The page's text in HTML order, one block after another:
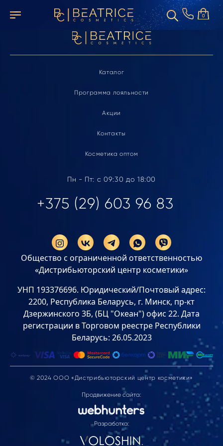
0
Элемент не найден
Каталог
Программа лояльности
Акции
Контакты
Косметика оптом
Пн - Пт: с 09:30 до 18:00
+375 (29) 603 96 83
Общество с ограниченной ответственностью
«Дистрибьюторский центр косметики»
УНП 193376696. Юридический/Почтовый адрес:
2200, Республика Беларусь, г. Минск, пр-кт
Дзержинского 3Б, (БЦ "Океан") офис 22. Дата
регистрации в Торговом реестре Республики
Беларусь: 26.05.2023
© 2024 ООО «Дистрибьюторский центр косметики»
Продвижение сайта:
Разработка: